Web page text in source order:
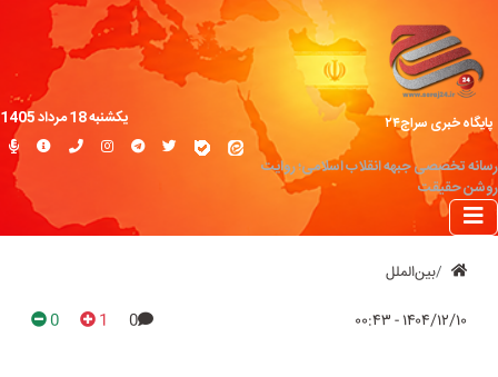
پایگاه خبری سراج۲۴
رسانه تخصصی جبهه انقلاب اسلامی؛ روایت
روشن حقیقت
یکشنبه 18 مرداد 1405
بین‌الملل
۱۴۰۴/۱۲/۱۰ - ۰۰:۴۳ 0
1
0